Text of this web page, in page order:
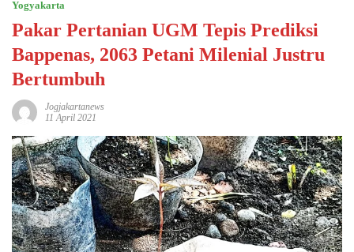
Yogyakarta
Pakar Pertanian UGM Tepis Prediksi
Bappenas, 2063 Petani Milenial Justru
Bertumbuh
Jogjakartanews
11 April 2021